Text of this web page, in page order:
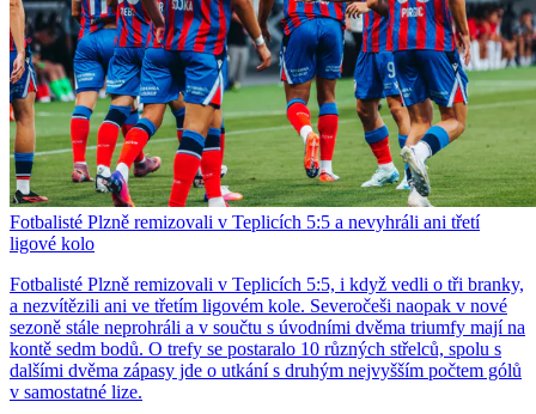
Fotbalisté Plzně remizovali v Teplicích 5:5 a nevyhráli ani třetí
ligové kolo
Fotbalisté Plzně remizovali v Teplicích 5:5, i když vedli o tři branky,
a nezvítězili ani ve třetím ligovém kole. Severočeši naopak v nové
sezoně stále neprohráli a v součtu s úvodními dvěma triumfy mají na
kontě sedm bodů. O trefy se postaralo 10 různých střelců, spolu s
dalšími dvěma zápasy jde o utkání s druhým nejvyšším počtem gólů
v samostatné lize.